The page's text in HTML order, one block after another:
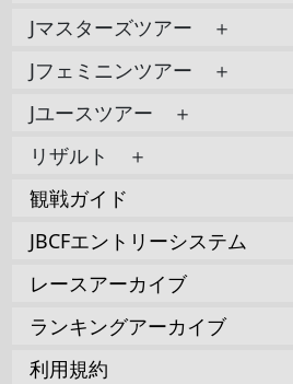
Jマスターズツアー ＋
Jフェミニンツアー ＋
Jユースツアー ＋
リザルト ＋
観戦ガイド
JBCFエントリーシステム
レースアーカイブ
ランキングアーカイブ
利用規約